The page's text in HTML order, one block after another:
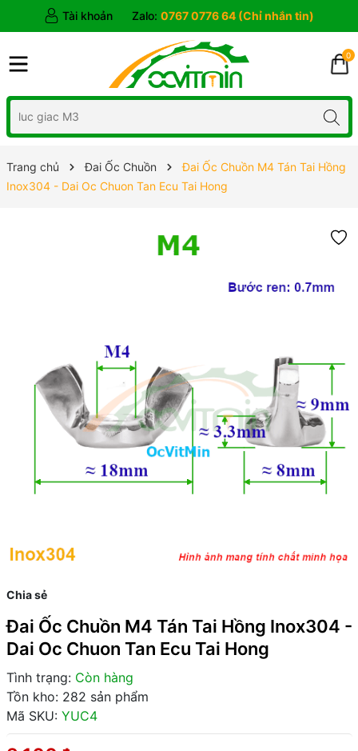
Tài khoản Zalo: 0767 0776 64 (Chỉ nhắn tin)
0
Trang chủ Đai Ốc Chuồn
Đai Ốc Chuồn M4 Tán Tai Hồng
Inox304 - Dai Oc Chuon Tan Ecu Tai Hong
Chia sẻ
Đai Ốc Chuồn M4 Tán Tai Hồng Inox304 -
Dai Oc Chuon Tan Ecu Tai Hong
Tình trạng: Còn hàng
Tồn kho: 282 sản phẩm
Mã SKU: YUC4